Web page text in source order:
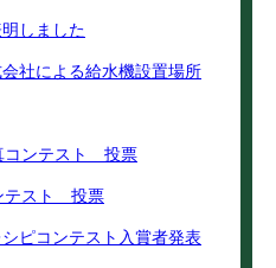
しました
社による給水機設置場所
コンテスト 投票
テスト 投票
ピコンテスト入賞者発表